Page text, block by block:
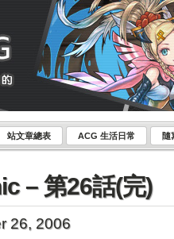
站文章總表 ACG 生活日常 隨
– 第26話(完)
26, 2006